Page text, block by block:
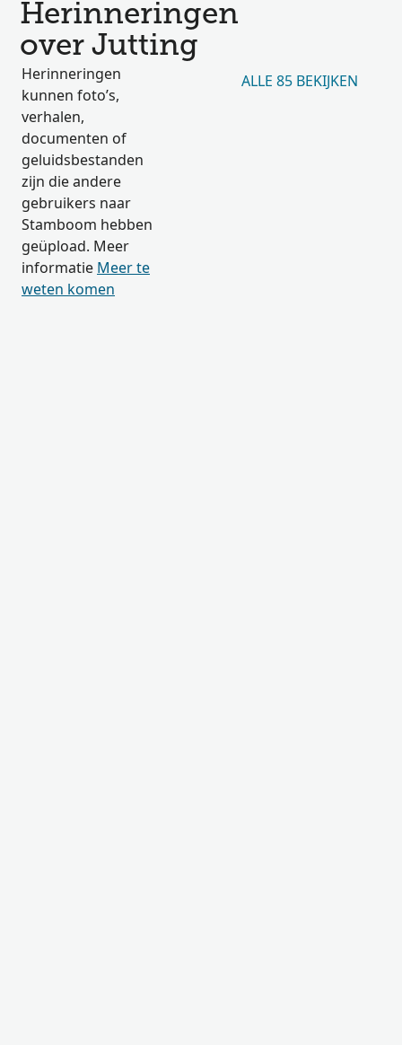
Herinneringen
over Jutting
Herinneringen
kunnen foto’s,
verhalen,
documenten of
geluidsbestanden
zijn die andere
gebruikers naar
Stamboom hebben
geüpload. Meer
informatie Meer te
weten komen
ALLE 85 BEKIJKEN